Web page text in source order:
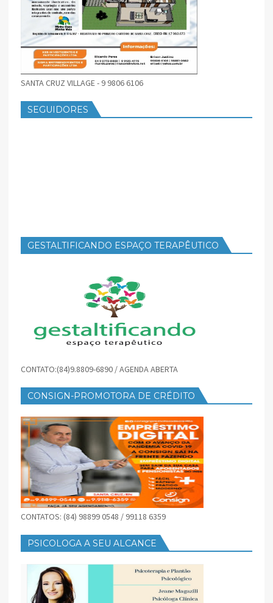
SANTA CRUZ VILLAGE - 9 9806 6106
SEGUIDORES
GESTALTIFICANDO ESPAÇO TERAPÊUTICO
CONTATO:(84)9.8809-6890 / AGENDA ABERTA
CONSIGN-PROMOTORA DE CRÉDITO
CONTATOS: (84) 98899 0548 / 99118 6359
PSICOLOGA A SEU ALCANCE